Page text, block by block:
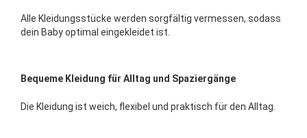
Alle Kleidungsstücke werden sorgfältig vermessen, sodass
dein Baby optimal eingekleidet ist.
Bequeme Kleidung für Alltag und Spaziergänge
Die Kleidung ist weich, flexibel und praktisch für den Alltag.